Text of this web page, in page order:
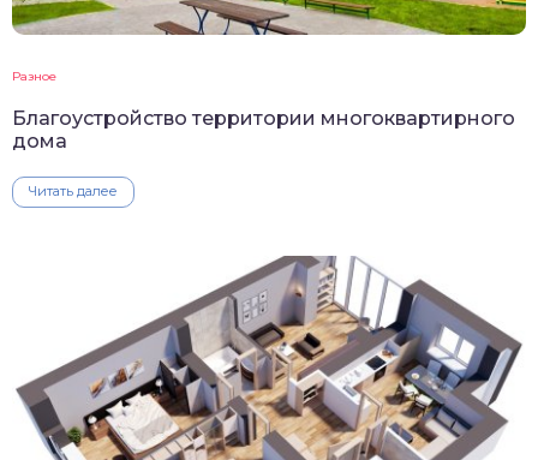
Разное
Благоустройство территории многоквартирного
дома
Читать далее